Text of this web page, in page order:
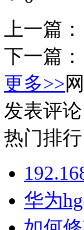
上一篇：
下一篇：
更多>>
发表评论
热门排行
华为